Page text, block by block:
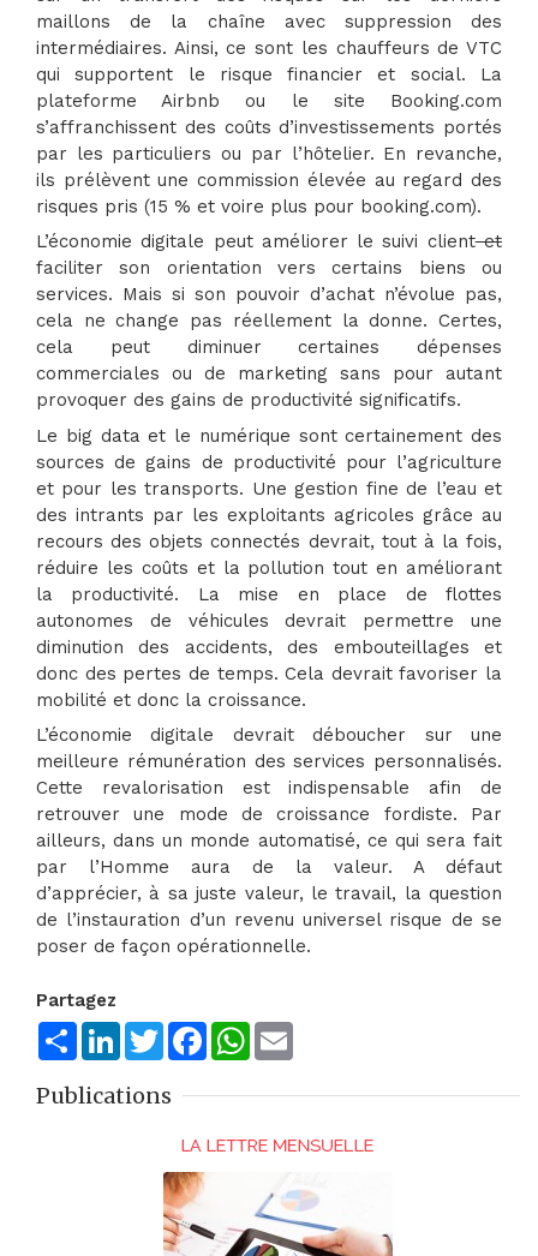
maillons de la chaîne avec suppression des
intermédiaires. Ainsi, ce sont les chauffeurs de VTC
qui supportent le risque financier et social. La
plateforme Airbnb ou le site Booking.com
s’affranchissent des coûts d’investissements portés
par les particuliers ou par l’hôtelier. En revanche,
ils prélèvent une commission élevée au regard des
risques pris (15 % et voire plus pour booking.com).
L’économie digitale peut améliorer le suivi clientet
faciliter son orientation vers certains biens ou
services. Mais si son pouvoir d’achat n’évolue pas,
cela ne change pas réellement la donne. Certes,
cela peut diminuer certaines dépenses
commerciales ou de marketing sans pour autant
provoquer des gains de productivité significatifs.
Le big data et le numérique sont certainement des
sources de gains de productivité pour l’agriculture
et pour les transports. Une gestion fine de l’eau et
des intrants par les exploitants agricoles grâce au
recours des objets connectés devrait, tout à la fois,
réduire les coûts et la pollution tout en améliorant
la productivité. La mise en place de flottes
autonomes de véhicules devrait permettre une
diminution des accidents, des embouteillages et
donc des pertes de temps. Cela devrait favoriser la
mobilité et donc la croissance.
L’économie digitale devrait déboucher sur une
meilleure rémunération des services personnalisés.
Cette revalorisation est indispensable afin de
retrouver une mode de croissance fordiste. Par
ailleurs, dans un monde automatisé, ce qui sera fait
par l’Homme aura de la valeur. A défaut
d’apprécier, à sa juste valeur, le travail, la question
de l’instauration d’un revenu universel risque de se
poser de façon opérationnelle.
Partagez
ShareLinkedInTwitterFacebookWhatsApp
Publications